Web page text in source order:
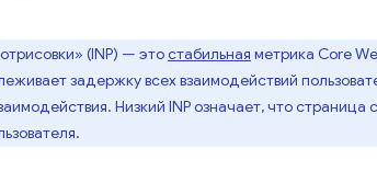
(INP) — этостабильная метрика Core
задержку всех взаимодействий
Низкий INP означает, что страница